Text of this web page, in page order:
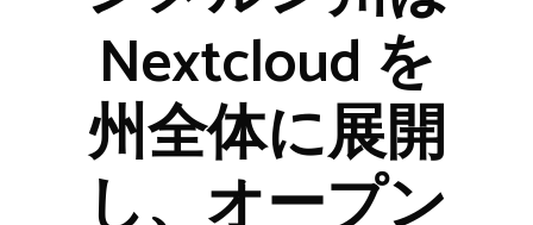
Nextcloud を
州全体に展開